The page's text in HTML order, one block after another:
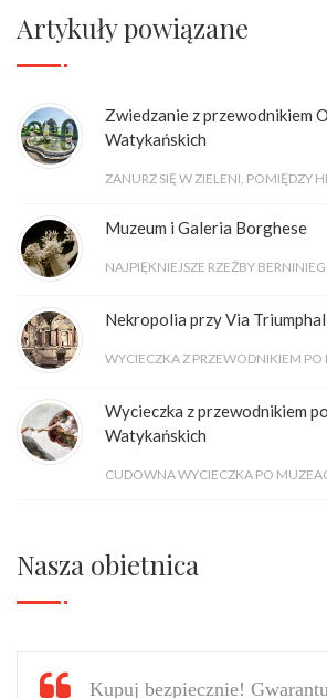
Artykuły powiązane
Zwiedzanie z przewodnikiem
Watykańskich
ZANURZ SIĘ W ZIELENI, POMIĘDZY
Muzeum i Galeria Borghese
NAJPIĘKNIEJSZE RZEŹBY
Nekropolia przy Via
WYCIECZKA Z PRZEWODNIKIEM PO
Wycieczka z przewodnikiem
Watykańskich
CUDOWNA WYCIECZKA PO
Nasza obietnica
Kupuj bezpiecznie!